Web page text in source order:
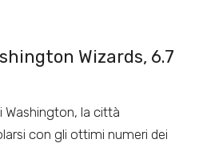
Wizards, 6.7
Washington, la città
con gli ottimi numeri dei